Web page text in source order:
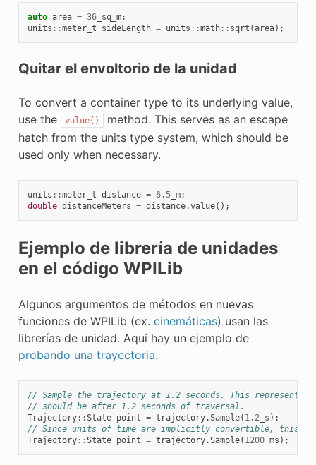
auto area = 36_sq_m;
units ::meter_t sideLength = units ::math:: sqrt (area);
Quitar el envoltorio de la unidad
To convert a container type to its underlying value,
use the
value()
method. This serves as an escape
hatch from the units type system, which should be
used only when necessary.
units ::meter_t distance = 6.5_m;
double distanceMeters = distance.value();
Ejemplo de librería de unidades
en el código WPILib
Algunos argumentos de métodos en nuevas
funciones de WPILib (ex. cinemáticas) usan las
librerías de unidad. Aquí hay un ejemplo de
probando una trayectoria.
// Sample the trajectory at 1.2 seconds. This represents
// should be after 1.2 seconds of traversal.
Trajectory::State point = trajectory.Sample( 1.2_s );
// Since units of time are implicitly convertible, this is
Trajectory::State point = trajectory.Sample( 1200_ms );